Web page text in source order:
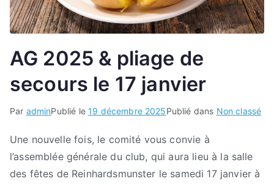
AG 2025 & pliage de
secours le 17 janvier
Par adminPublié le19 décembre 2025Publié dans Non classé
Une nouvelle fois, le comité vous convie à
l’assemblée générale du club, qui aura lieu à la salle
des fêtes de Reinhardsmunster le samedi 17 janvier à